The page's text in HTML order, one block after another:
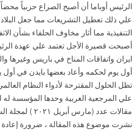
الرئيس أوباما أن أصبح الصراع حزبياً
علي ذلك تعطيل التشريعات مما جعل
التنفيذية مما أثار مخاوف الحلفاء بشأن
أصبحت قصيرة الأجل تعتمد علي عهدة
ايران واتفاقات المناخ في باريس وغيرها
أول يوم لحكمه وأعاد بعضها بايدن في
تظل الحلول المقترحة لأدواء النظام
علي المرجعية الغربية وحدها المؤسسة له
مقالات عدد (مارس
نشرت موضوع هذه المقالة ، ضرورة إعادة